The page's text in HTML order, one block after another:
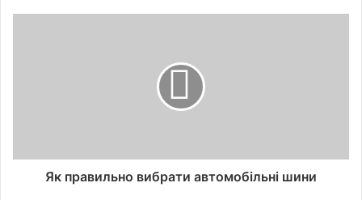
Як правильно вибрати автомобільні шини